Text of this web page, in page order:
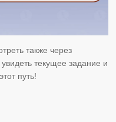
также через
текущее задание и
путь!